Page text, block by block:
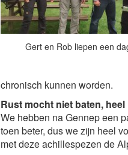
Gert en Rob liepen een
chronisch kunnen worden.
Rust mocht niet baten,
We hebben na Gennep een
toen beter, dus we zijn heel
met deze achillespezen de